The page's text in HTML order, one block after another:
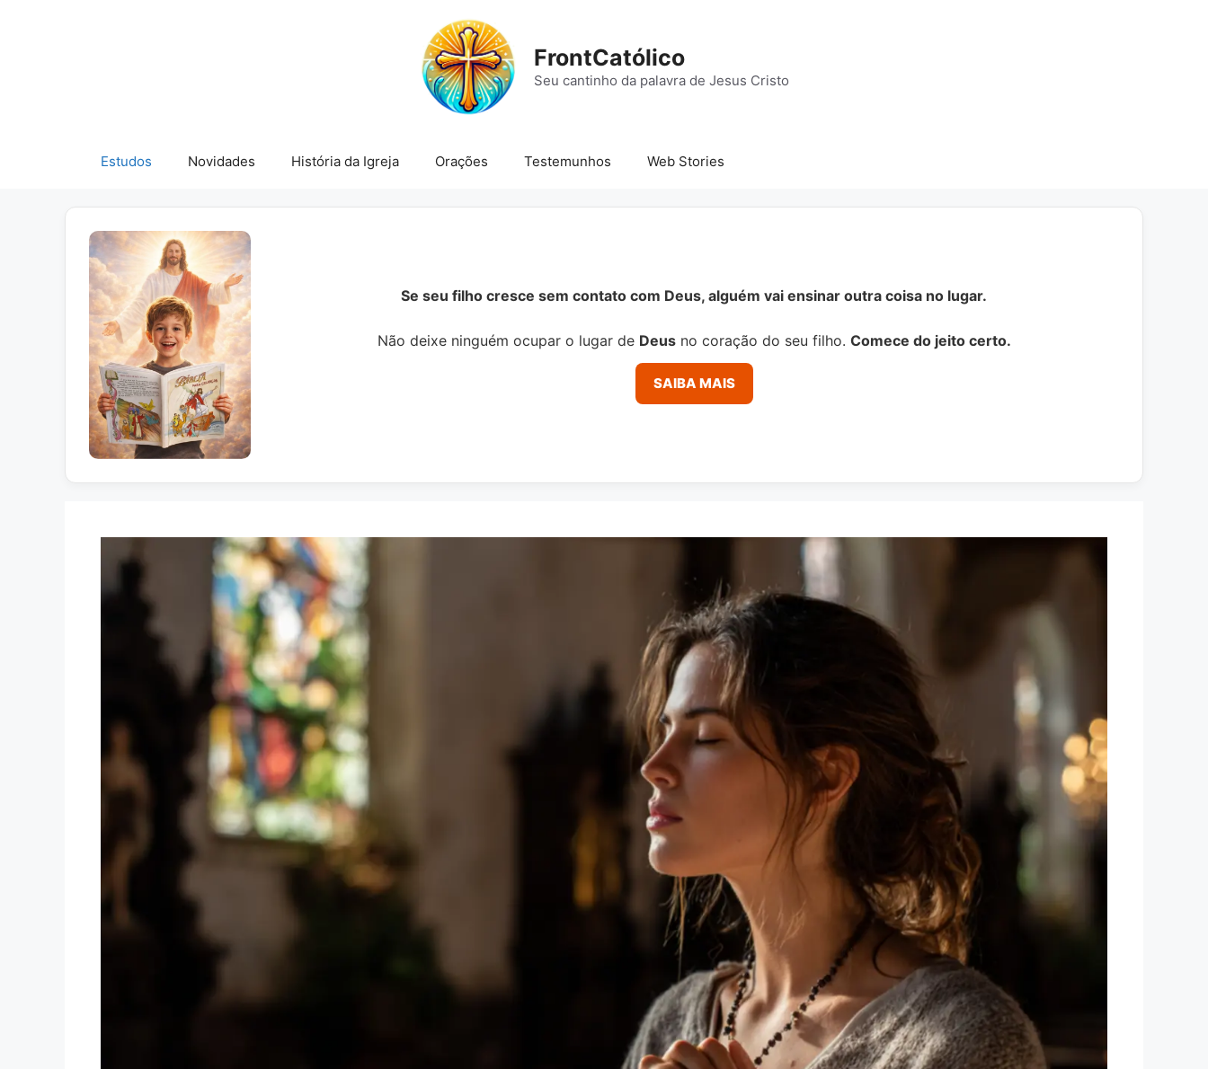
FrontCatólico
Seu cantinho da palavra de Jesus Cristo
Estudos Novidades História da Igreja Orações Testemunhos Web Stories
Se seu filho cresce sem contato com Deus, alguém vai ensinar outra coisa no lugar.
Não deixe ninguém ocupar o lugar de Deusno coração do seu filho. Comece do jeito certo.
SAIBA MAIS